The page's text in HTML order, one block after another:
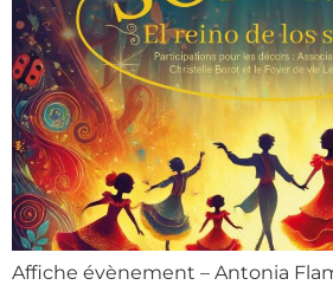
Affiche évènement – Antonia